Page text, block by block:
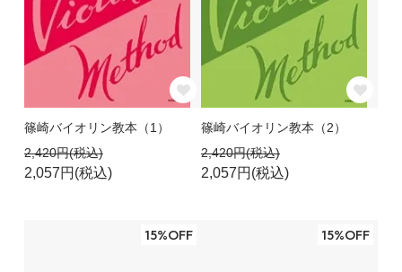
篠崎バイオリン教本（1）
2,420円(税込)
2,057円(税込)
篠崎バイオリン教本（2）
2,420円(税込)
2,057円(税込)
15%OFF 15%OFF